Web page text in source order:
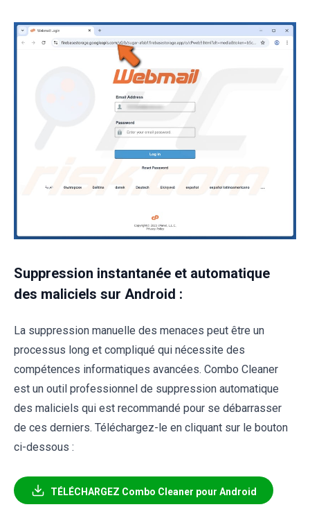
Suppression instantanée et automatique
des maliciels sur Android :
La suppression manuelle des menaces peut être un
processus long et compliqué qui nécessite des
compétences informatiques avancées. Combo Cleaner
est un outil professionnel de suppression automatique
des maliciels qui est recommandé pour se débarrasser
de ces derniers. Téléchargez-le en cliquant sur le bouton
ci-dessous :
TÉLÉCHARGEZ Combo Cleaner pour Android